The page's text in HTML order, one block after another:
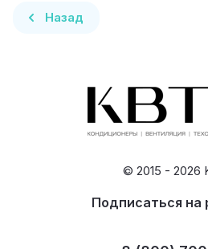
Назад
© 2015 - 2026
Подписаться на